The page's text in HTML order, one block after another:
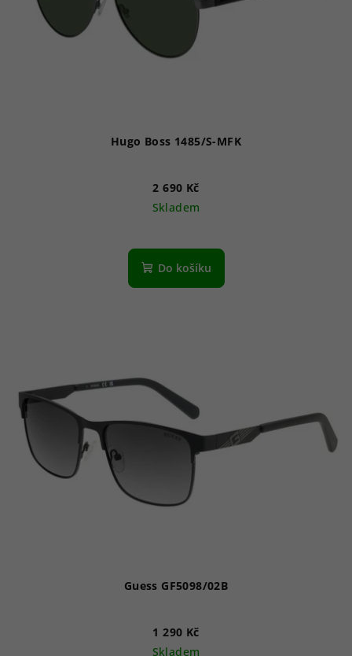
Hugo Boss 1485/S-MFK
2 690 Kč
Skladem
Do košíku
Guess GF5098/02B
1 290 Kč
Skladem